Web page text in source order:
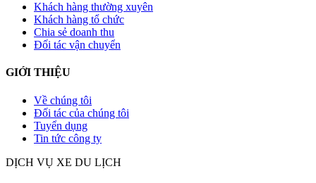
Khách hàng thường xuyên
Khách hàng tổ chức
Chia sẻ doanh thu
Đối tác vận chuyển
GIỚI THIỆU
Về chúng tôi
Đối tác của chúng tôi
Tuyển dụng
Tin tức công ty
DỊCH VỤ XE DU LỊCH